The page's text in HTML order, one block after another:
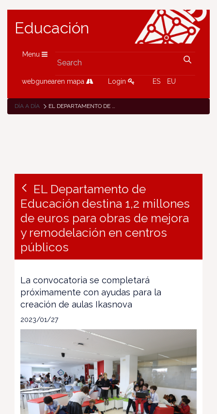
Educación
Menu
webgunearen mapa Login ES EU
DÍA A DÍA EL DEPARTAMENTO DE EDUCACIÓN DESTINA 1,2 MILLONES DE EUROS PARA OBRAS DE MEJORA Y REMODELACIÓN EN CENTROS PÚBLICOS
EL Departamento de
Educación destina 1,2 millones
de euros para obras de mejora
y remodelación en centros
públicos
La convocatoria se completará
próximamente con ayudas para la
creación de aulas Ikasnova
2023/01/27